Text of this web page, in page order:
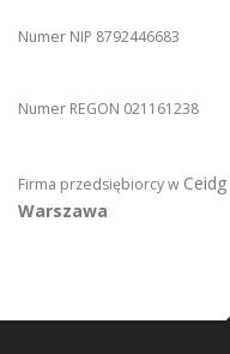
Numer NIP 8792446683
Numer REGON 021161238
Firma przedsiębiorcy w Ceidg
Warszawa